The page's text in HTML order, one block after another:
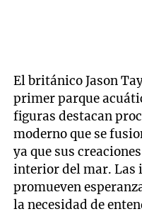
El británico Jason
primer parque
figuras destacan
moderno que se
ya que sus
interior del mar. Las
promueven
la necesidad de